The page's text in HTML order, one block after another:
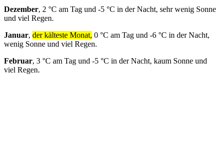
Dezember, 2 °C am Tag und -5 °C in der Nacht, sehr wenig Sonne
und viel Regen.
Januar, der kälteste Monat, 0 °C am Tag und -6 °C in der Nacht,
wenig Sonne und viel Regen.
Februar, 3 °C am Tag und -5 °C in der Nacht, kaum Sonne und
viel Regen.